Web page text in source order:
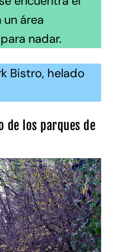
un área
nadar.
Bistro, helado
de los parques de